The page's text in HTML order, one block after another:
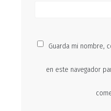
Guarda mi nombre,
en este navegador